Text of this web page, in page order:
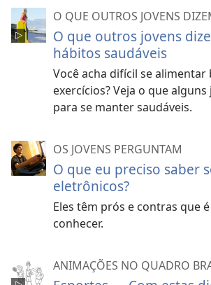
O QUE OUTROS JOVENS
O que outros jovens
hábitos saudáveis
Você acha difícil se alimentar
exercícios? Veja o que
para se manter saudáveis.
OS JOVENS PERGUNTAM
O que eu preciso saber
eletrônicos?
Eles têm prós e contras que
conhecer.
ANIMAÇÕES NO QUADRO